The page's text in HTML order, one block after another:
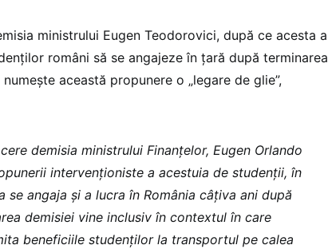
ministrului Eugen Teodorovici, după ce acesta a
români să se angajeze în țară după terminarea
această propunere o „legare de glie”,
demisia ministrului Finanțelor, Eugen Orlando
intervenționiste a acestuia de studenții, în
se angaja și a lucra în România câțiva ani după
demisiei vine inclusiv în contextul în care
beneficiile studenților la transportul pe calea